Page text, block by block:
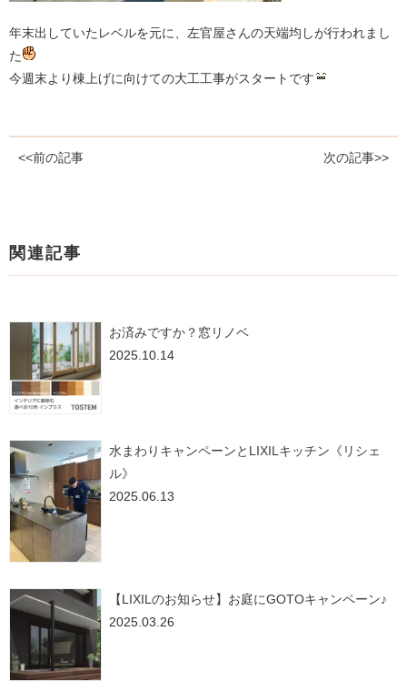
年末出していたレベルを元に、左官屋さんの天端均しが行われまし
た
今週末より棟上げに向けての大工工事がスタートです
<<前の記事 次の記事>>
関連記事
お済みですか？窓リノベ
2025.10.14
水まわりキャンペーンとLIXILキッチン《リシェ
ル》
2025.06.13
【LIXILのお知らせ】お庭にGOTOキャンペーン♪
2025.03.26